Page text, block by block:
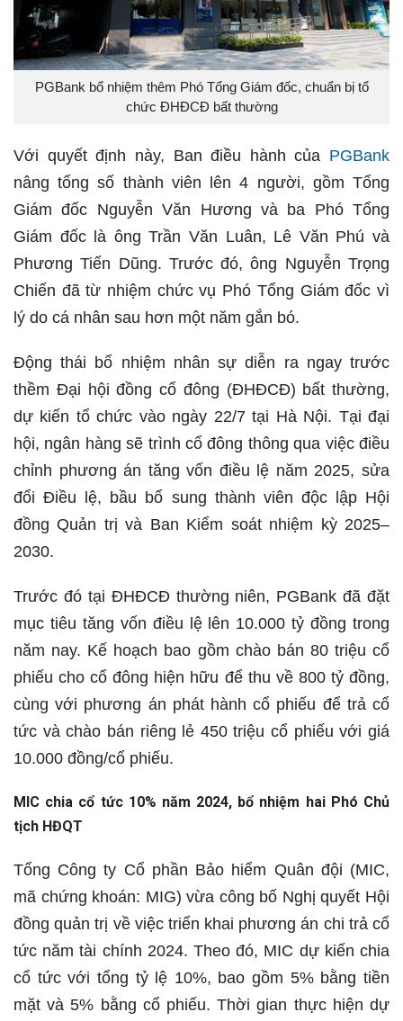
PGBank bổ nhiệm thêm Phó Tổng Giám đốc, chuẩn bị tổ
chức ĐHĐCĐ bất thường
Với quyết định này, Ban điều hành của PGBank
nâng tổng số thành viên lên 4 người, gồm Tổng
Giám đốc Nguyễn Văn Hương và ba Phó Tổng
Giám đốc là ông Trần Văn Luân, Lê Văn Phú và
Phương Tiến Dũng. Trước đó, ông Nguyễn Trọng
Chiến đã từ nhiệm chức vụ Phó Tổng Giám đốc vì
lý do cá nhân sau hơn một năm gắn bó.
Động thái bổ nhiệm nhân sự diễn ra ngay trước
thềm Đại hội đồng cổ đông (ĐHĐCĐ) bất thường,
dự kiến tổ chức vào ngày 22/7 tại Hà Nội. Tại đại
hội, ngân hàng sẽ trình cổ đông thông qua việc điều
chỉnh phương án tăng vốn điều lệ năm 2025, sửa
đổi Điều lệ, bầu bổ sung thành viên độc lập Hội
đồng Quản trị và Ban Kiểm soát nhiệm kỳ 2025–
2030.
Trước đó tại ĐHĐCĐ thường niên, PGBank đã đặt
mục tiêu tăng vốn điều lệ lên 10.000 tỷ đồng trong
năm nay. Kế hoạch bao gồm chào bán 80 triệu cổ
phiếu cho cổ đông hiện hữu để thu về 800 tỷ đồng,
cùng với phương án phát hành cổ phiếu để trả cổ
tức và chào bán riêng lẻ 450 triệu cổ phiếu với giá
10.000 đồng/cổ phiếu.
MIC chia cổ tức 10% năm 2024, bổ nhiệm hai Phó Chủ
tịch HĐQT
Tổng Công ty Cổ phần Bảo hiểm Quân đội (MIC,
mã chứng khoán: MIG) vừa công bố Nghị quyết Hội
đồng quản trị về việc triển khai phương án chi trả cổ
tức năm tài chính 2024. Theo đó, MIC dự kiến chia
cổ tức với tổng tỷ lệ 10%, bao gồm 5% bằng tiền
mặt và 5% bằng cổ phiếu. Thời gian thực hiện dự